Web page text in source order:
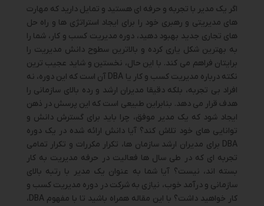
اگر یک مدیر با تجربه و حرفه ای هستید و تمایل دارید که مهارت
های مدیریتی و رهبری خود را برای ایجاد استراتژی ها و راه حل
های تجاری جدید بهبود دهید، دوره مدیریت کسب و کار، شما را
به بهترین شکل یاری کرده و بالاترین سطوح دانش مدیریت را
برایتان فراهم می کند. با این حال، نخستین و شاید عجیب ترین
نکته درباره مدیریت کسب و کار یا DBA آن است که این دوره، نه
افراد بی تجربه، بلکه دقیقا مدیران ارشد و رده بالای سازمانی را
هدف قرار می دهد. بنابراین طبیعی است که این پرسش در ذهن
ایجاد شود که یک مدیر موفق، چرا باید برای گسترش دانش و
توانایی های خود تلاش کند؟ آیا دانش ارائه شده در یک دوره
DBA برای مدیران ارشد سازمان ها، تکرار مکررات و تکرار تمامی
تجربه ای که در طی سال ها فعالیت در حرفه مدیریت به کار
بسته اند، نیست؟ آیا شما به عنوان یک مدیر با رتبه بالای
سازمانی و درآمد خوب، نیازی به شرکت در دوره مدیریت کسب و
کار خواهید داشت؟ با این مقاله همراه باشید تا با مفهوم DBA،